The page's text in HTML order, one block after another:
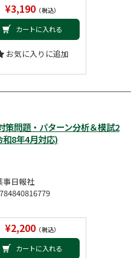
¥3,190（税込）
カートに入れる
お気に入りに追加
策問題・パターン分析＆模試2
8年4月対応)
事日報社
¥2,200（税込）
カートに入れる